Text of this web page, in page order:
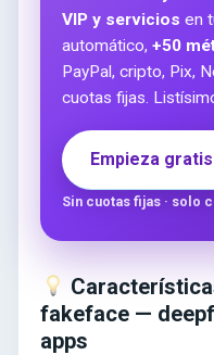
VIP y servicios en
automático, +50
PayPal, cripto, Pix,
cuotas fijas.
Empieza
Sin cuotas fijas · solo
fakeface —
apps